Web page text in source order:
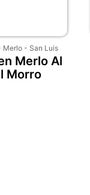
Merlo - San Luis
Merlo Al
Morro